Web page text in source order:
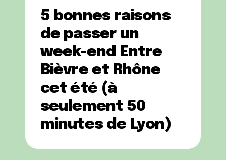
5 bonnes raisons
de passer un
week-end Entre
Bièvre et Rhône
cet été (à
seulement 50
minutes de Lyon)